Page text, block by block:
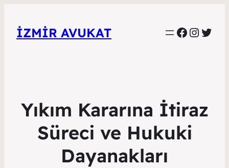
İZMIR AVUKAT
Yıkım Kararına İtiraz
Süreci ve Hukuki
Dayanakları